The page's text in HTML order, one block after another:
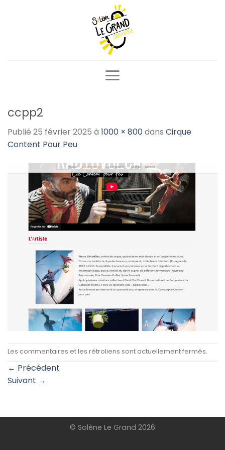
ccpp2
Publié 25 février 2025 à 1000 × 800dans Cirque
Content Pour Peu
Les commentaires et les rétroliens sont actuellement fermés.
← Précédent
Suivant →
© Solène Le Grand 2026